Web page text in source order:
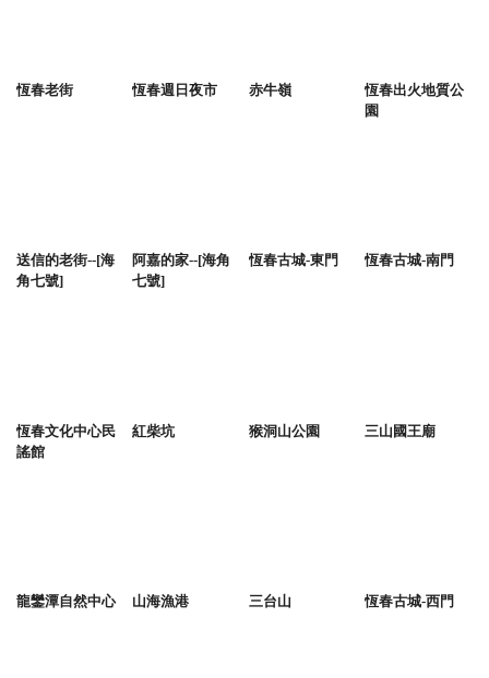
恆春老街 恆春週日夜市 赤牛嶺
恆春出火地質公
園
送信的老街--[海
角七號]
阿嘉的家--[海角
七號]
恆春古城-東門 恆春古城-南門
恆春文化中心民
謠館
紅柴坑 猴洞山公園 三山國王廟
龍鑾潭自然中心 山海漁港 三台山 恆春古城-西門